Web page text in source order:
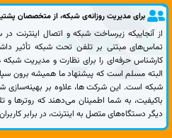
برای مدیریت روزانه‌ی شبکه، از متخصصان
از آنجاییکه زیرساخت شبکه و اتصال اینترنت
تماس‌های مبتنی بر تلفن تحت شبکه تأثیر
البته مسلم است که پیشنهاد ما همیشه برون
شبکه است. این شرکت ها، علاوه بر بهینه‌سازی
دیگر دستگاه‌های متصل به اینترنت، در برابر